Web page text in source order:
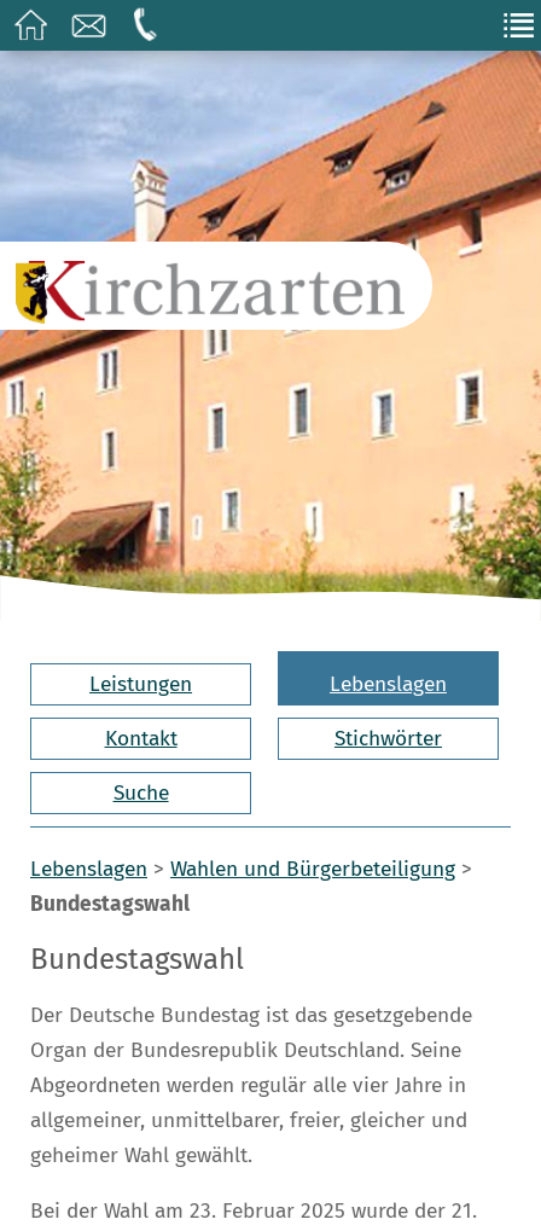
Leistungen Lebenslagen
Kontakt Stichwörter
Suche
Lebenslagen > Wahlen und Bürgerbeteiligung >
Bundestagswahl
Bundestagswahl
Der Deutsche Bundestag ist das gesetzgebende
Organ der Bundesrepublik Deutschland. Seine
Abgeordneten werden regulär alle vier Jahre in
allgemeiner, unmittelbarer, freier, gleicher und
geheimer Wahl gewählt.
Bei der Wahl am 23. Februar 2025 wurde der 21.